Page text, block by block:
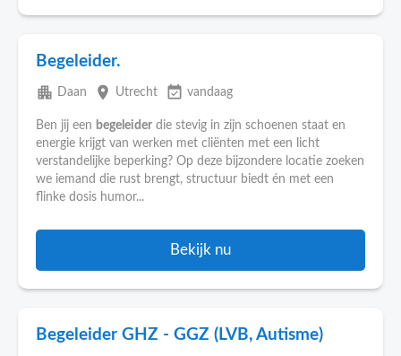
Begeleider.
apartment Daan place Utrecht event_available vandaag
Ben jij een begeleider die stevig in zijn schoenen staat en
energie krijgt van werken met cliënten met een licht
verstandelijke beperking? Op deze bijzondere locatie zoeken
we iemand die rust brengt, structuur biedt én met een
flinke dosis humor...
Bekijk nu
Begeleider GHZ - GGZ (LVB, Autisme)